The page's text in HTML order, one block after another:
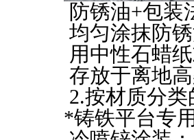
防锈油+包装
均匀涂抹防
用中性石蜡
存放于离地
2.按材质分
*铸铁平台专